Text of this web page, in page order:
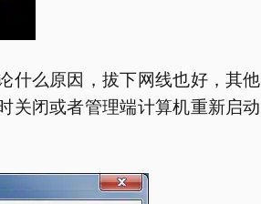
么原因，拔下网线也好，其
关闭或者管理端计算机重新启